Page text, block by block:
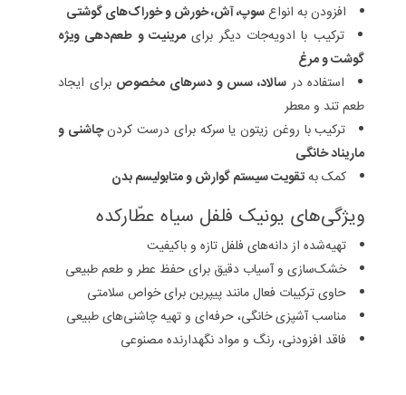
افزودن به انواعسوپ، آش، خورش و خوراک‌های گوشتی
ترکیب با ادویه‌جات دیگر برای مرینیت و طعم‌دهی ویژه
گوشت و مرغ
استفاده در سالاد، سس و دسرهای مخصوص برای ایجاد
طعم تند و معطر
ترکیب با روغن زیتون یا سرکه برای درست کردنچاشنی و
ماریناد خانگی
کمک بهتقویت سیستم گوارش و متابولیسم بدن
ویژگی‌های یونیک فلفل سیاه عطّارکده
تهیه‌شده از دانه‌های فلفل تازه و باکیفیت
خشک‌سازی و آسیاب دقیق برای حفظ عطر و طعم طبیعی
حاوی ترکیبات فعال مانند پیپرین برای خواص سلامتی
مناسب آشپزی خانگی، حرفه‌ای و تهیه چاشنی‌های طبیعی
فاقد افزودنی، رنگ و مواد نگهدارنده مصنوعی